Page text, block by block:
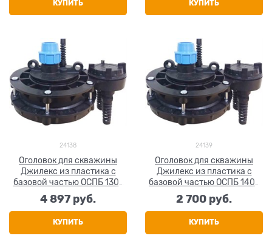
КУПИТЬ КУПИТЬ
24138
Оголовок для скважины
Джилекс из пластика с
базовой частью ОСПБ 130-
140/40
4 897 руб.
КУПИТЬ
24139
Оголовок для скважины
Джилекс из пластика с
базовой частью ОСПБ 140-
160/32
2 700 руб.
КУПИТЬ